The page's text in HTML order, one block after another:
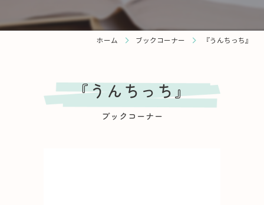
ホーム ブックコーナー 『うんちっち』
ブックコーナー
『うんちっち』